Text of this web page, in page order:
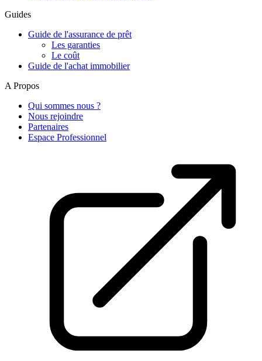
Guides
Guide de l'assurance de prêt
Les garanties
Le coût
Guide de l'achat immobilier
A Propos
Qui sommes nous ?
Nous rejoindre
Partenaires
Espace Professionnel